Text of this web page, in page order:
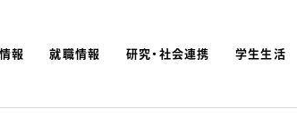
報 就職情報 研究・社会連携 学生生活
索されているキーワード： 入試 学費 オープンキャンパス